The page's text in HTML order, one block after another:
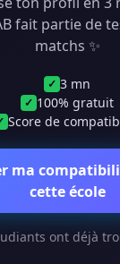
fait partie de
matchs ✨
✓ 3 mn
✓ 100% gratuit
Score de
ma
cette école
ont déjà